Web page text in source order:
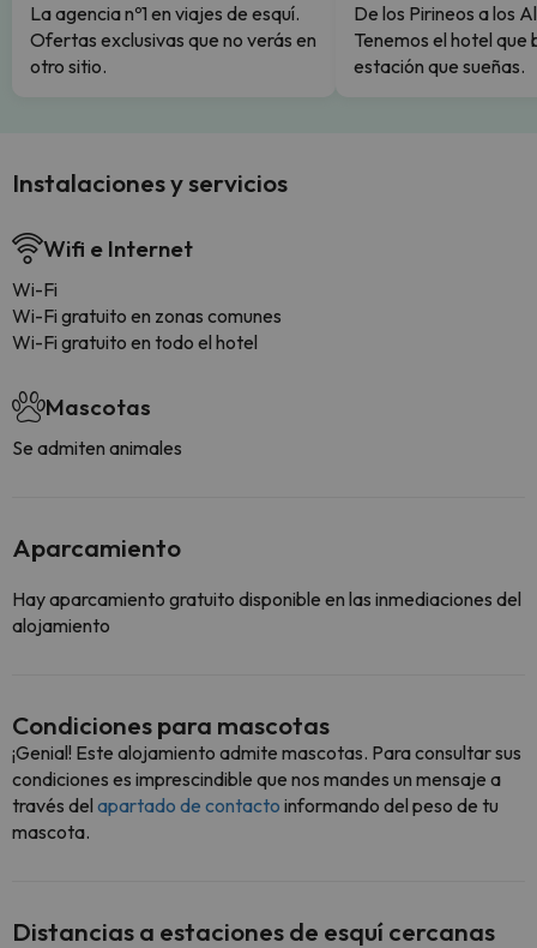
La agencia nº1 en viajes de esquí.
Ofertas exclusivas que no verás en
otro sitio.
De los Pirineos a los
Tenemos el hotel que
estación que sueñas.
Instalaciones y servicios
Wifi e Internet
Wi-Fi
Wi-Fi gratuito en zonas comunes
Wi-Fi gratuito en todo el hotel
Mascotas
Se admiten animales
Aparcamiento
Hay aparcamiento gratuito disponible en las inmediaciones del
alojamiento
Condiciones para mascotas
¡Genial! Este alojamiento admite mascotas. Para consultar sus
condiciones es imprescindible que nos mandes un mensaje a
través del apartado de contacto informando del peso de tu
mascota.
Distancias a estaciones de esquí cercanas